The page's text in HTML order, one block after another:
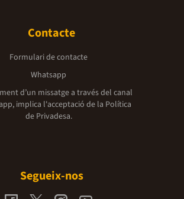
Contacte
Formulari de contacte
Whatsapp
d’un missatge a través del canal
implica l'acceptació de la Política
de Privadesa.
Segueix-nos